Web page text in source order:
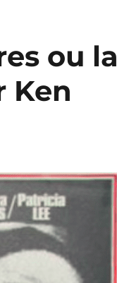
ou la
Ken